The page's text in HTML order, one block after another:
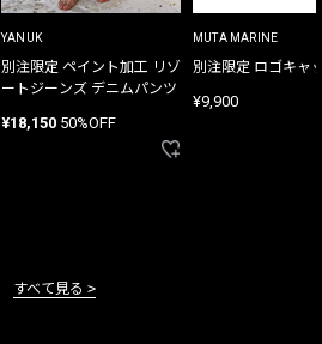
YANUK
別注限定 ペイント加工 リゾ
ートジーンズ デニムパンツ
¥18,150 50%OFF
MUTA MARINE
別注限定 ロゴキャ
¥9,900
すべて見る